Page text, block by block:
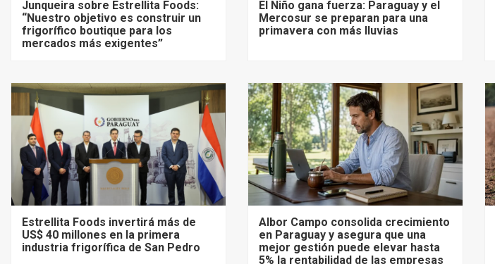
Junqueira sobre Estrellita Foods:
“Nuestro objetivo es construir un
frigorífico boutique para los
mercados más exigentes”
El Niño gana fuerza: Paraguay y el
Mercosur se preparan para una
primavera con más lluvias
Estrellita Foods invertirá más de
US$ 40 millones en la primera
industria frigorífica de San Pedro
Albor Campo consolida crecimiento
en Paraguay y asegura que una
mejor gestión puede elevar hasta
5% la rentabilidad de las empresas